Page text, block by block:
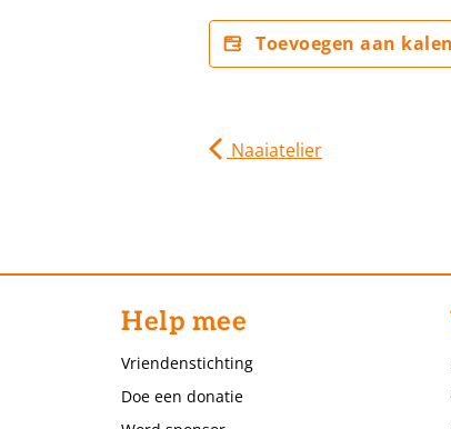
Toevoegen aan
Naaiatelier
Help mee
Vriendenstichting
Doe een donatie